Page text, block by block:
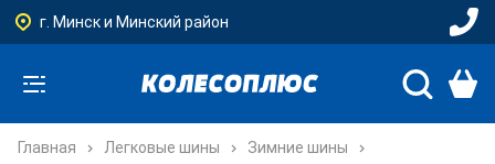
г. Минск и Минский район
Главная Легковые шины
Зимние шины